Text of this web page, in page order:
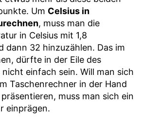
Um Celsius in
, muss man die
in Celsius mit 1,8
dann 32 hinzuzählen. Das im
dürfte in der Eile des
einfach sein. Will man sich
Taschenrechner in der Hand
muss man sich ein
einprägen.